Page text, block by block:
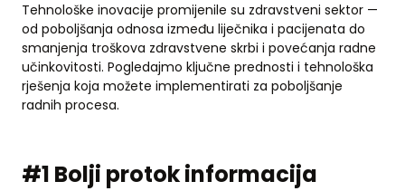
Tehnološke inovacije promijenile su zdravstveni sektor —
od poboljšanja odnosa između liječnika i pacijenata do
smanjenja troškova zdravstvene skrbi i povećanja radne
učinkovitosti. Pogledajmo ključne prednosti i tehnološka
rješenja koja možete implementirati za poboljšanje
radnih procesa.
#1 Bolji protok informacija